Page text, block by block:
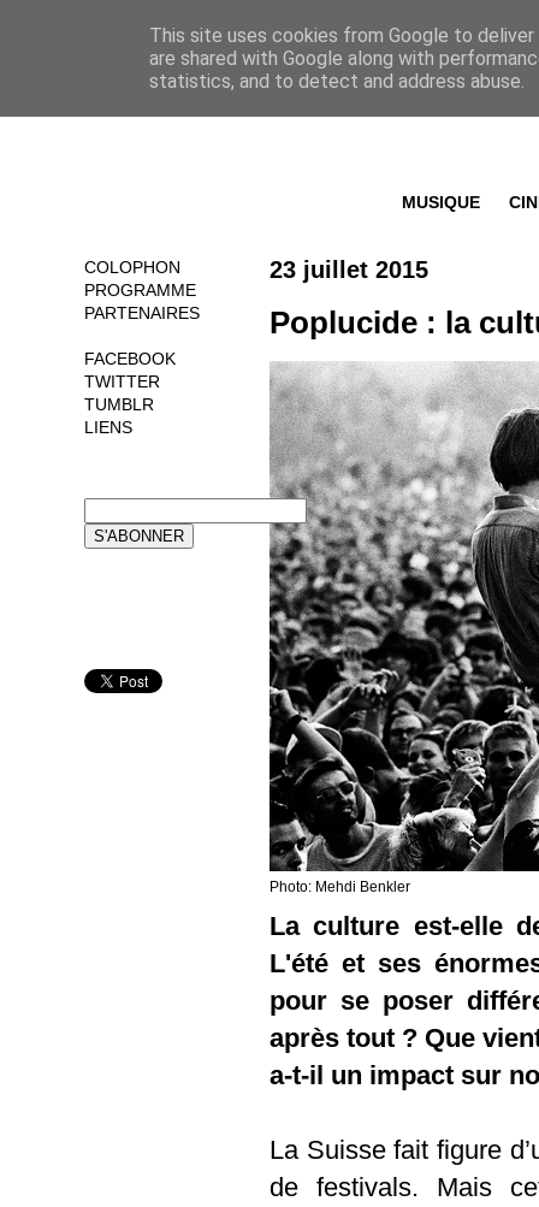
MUSIQUE
23 juillet 2015
Poplucide : la
Photo: Mehdi Benkler
La culture est-elle
L'été et ses
pour se poser
après tout ? Que
a-t-il un impact sur
La Suisse fait figure
de festivals. Mais
COLOPHON
PROGRAMME
PARTENAIRES
FACEBOOK
TWITTER
TUMBLR
LIENS
This site uses cookies from Google to
are shared with Google along with
statistics, and to detect and address abuse.